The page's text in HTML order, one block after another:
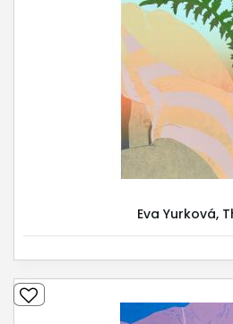
Eva Yurková,